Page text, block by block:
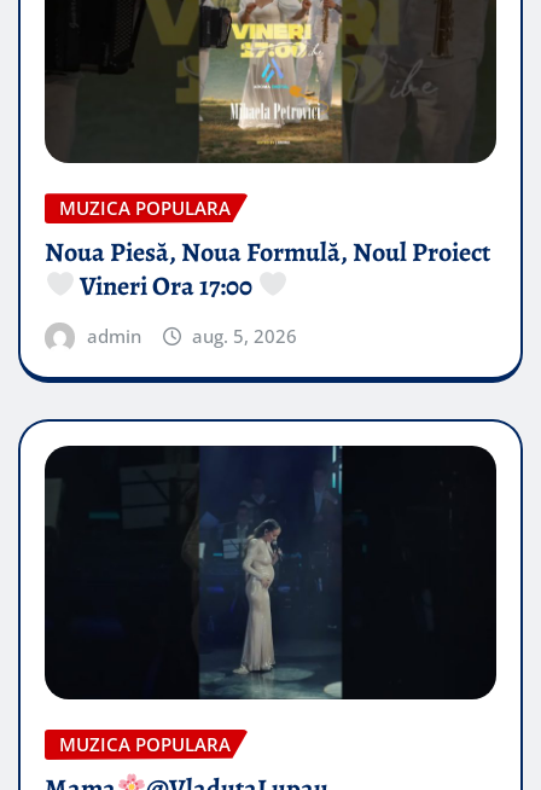
MUZICA POPULARA
Noua Piesă, Noua Formulă, Noul Proiect
Vineri Ora 17:00
admin aug. 5, 2026
MUZICA POPULARA